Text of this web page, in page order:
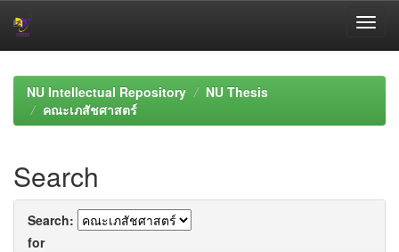
navigationNU Intellectual Repository
NU Thesis
คณะเภสัชศาสตร์
Search
Search:
for